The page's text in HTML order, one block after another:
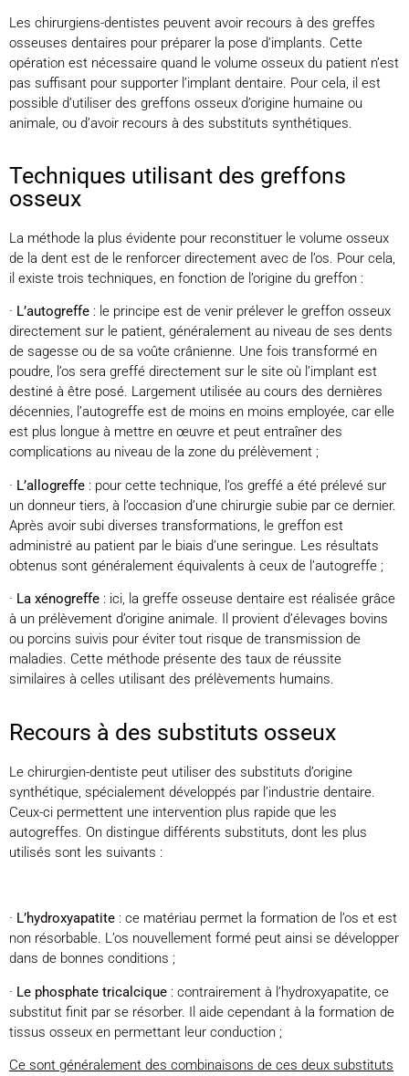
Les chirurgiens-dentistes peuvent avoir recours à des greffes
osseuses dentaires pour préparer la pose d’implants. Cette
opération est nécessaire quand le volume osseux du patient n’est
pas suffisant pour supporter l’implant dentaire. Pour cela, il est
possible d’utiliser des greffons osseux d’origine humaine ou
animale, ou d’avoir recours à des substituts synthétiques.
Techniques utilisant des greffons
osseux
La méthode la plus évidente pour reconstituer le volume osseux
de la dent est de le renforcer directement avec de l’os. Pour cela,
il existe trois techniques, en fonction de l’origine du greffon :
· L’autogreffe : le principe est de venir prélever le greffon osseux
directement sur le patient, généralement au niveau de ses dents
de sagesse ou de sa voûte crânienne. Une fois transformé en
poudre, l’os sera greffé directement sur le site où l’implant est
destiné à être posé. Largement utilisée au cours des dernières
décennies, l’autogreffe est de moins en moins employée, car elle
est plus longue à mettre en œuvre et peut entraîner des
complications au niveau de la zone du prélèvement ;
· L’allogreffe : pour cette technique, l’os greffé a été prélevé sur
un donneur tiers, à l’occasion d’une chirurgie subie par ce dernier.
Après avoir subi diverses transformations, le greffon est
administré au patient par le biais d’une seringue. Les résultats
obtenus sont généralement équivalents à ceux de l’autogreffe ;
· La xénogreffe : ici, la greffe osseuse dentaire est réalisée grâce
à un prélèvement d’origine animale. Il provient d’élevages bovins
ou porcins suivis pour éviter tout risque de transmission de
maladies. Cette méthode présente des taux de réussite
similaires à celles utilisant des prélèvements humains.
Recours à des substituts osseux
Le chirurgien-dentiste peut utiliser des substituts d’origine
synthétique, spécialement développés par l’industrie dentaire.
Ceux-ci permettent une intervention plus rapide que les
autogreffes. On distingue différents substituts, dont les plus
utilisés sont les suivants :
· L’hydroxyapatite : ce matériau permet la formation de l’os et est
non résorbable. L’os nouvellement formé peut ainsi se développer
dans de bonnes conditions ;
· Le phosphate tricalcique : contrairement à l’hydroxyapatite, ce
substitut finit par se résorber. Il aide cependant à la formation de
tissus osseux en permettant leur conduction ;
Ce sont généralement des combinaisons de ces deux substituts